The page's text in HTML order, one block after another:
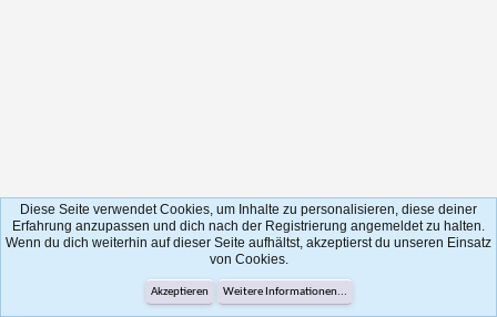
Diese Seite verwendet Cookies, um Inhalte zu personalisieren, diese deiner
Erfahrung anzupassen und dich nach der Registrierung angemeldet zu halten.
Wenn du dich weiterhin auf dieser Seite aufhältst, akzeptierst du unseren Einsatz
von Cookies.
Akzeptieren Weitere Informationen...